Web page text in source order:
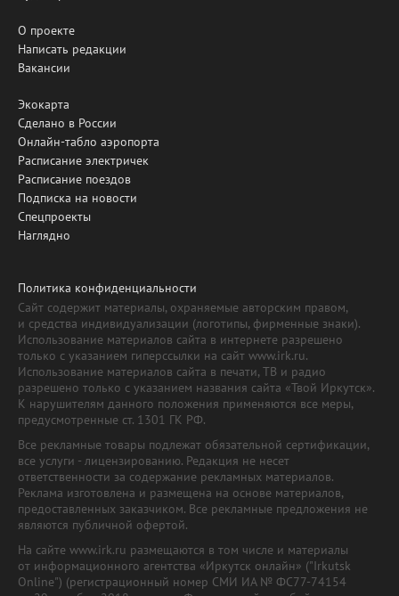
О проекте
Написать редакции
Вакансии
Экокарта
Сделано в России
Онлайн-табло аэропорта
Расписание электричек
Расписание поездов
Подписка на новости
Спецпроекты
Наглядно
Политика конфиденциальности
Сайт содержит материалы, охраняемые авторским правом,
и средства индивидуализации (логотипы, фирменные знаки).
Использование материалов сайта в интернете разрешено
только с указанием гиперссылки на сайт www.irk.ru.
Использование материалов сайта в печати, ТВ и радио
разрешено только с указанием названия сайта «Твой Иркутск».
К нарушителям данного положения применяются все меры,
предусмотренные ст. 1301 ГК РФ.
Все рекламные товары подлежат обязательной сертификации,
все услуги - лицензированию. Редакция не несет
ответственности за содержание рекламных материалов.
Реклама изготовлена и размещена на основе материалов,
предоставленных заказчиком. Все рекламные предложения не
являются публичной офертой.
На сайте www.irk.ru размещаются в том числе и материалы
от информационного агентства «Иркутск онлайн» ("Irkutsk
Online") (регистрационный номер СМИ ИА № ФС77-74154